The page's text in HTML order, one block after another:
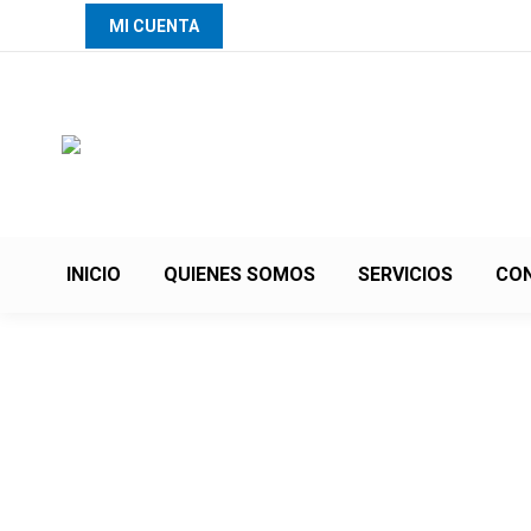
MI CUENTA
INICIO QUIENES SOMOS SERVICIOS